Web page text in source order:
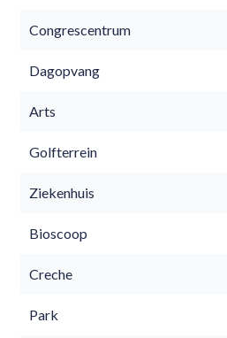
Congrescentrum
Dagopvang
Arts
Golfterrein
Ziekenhuis
Bioscoop
Creche
Park